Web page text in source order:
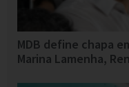
MDB define chapa
Marina Lamenha,